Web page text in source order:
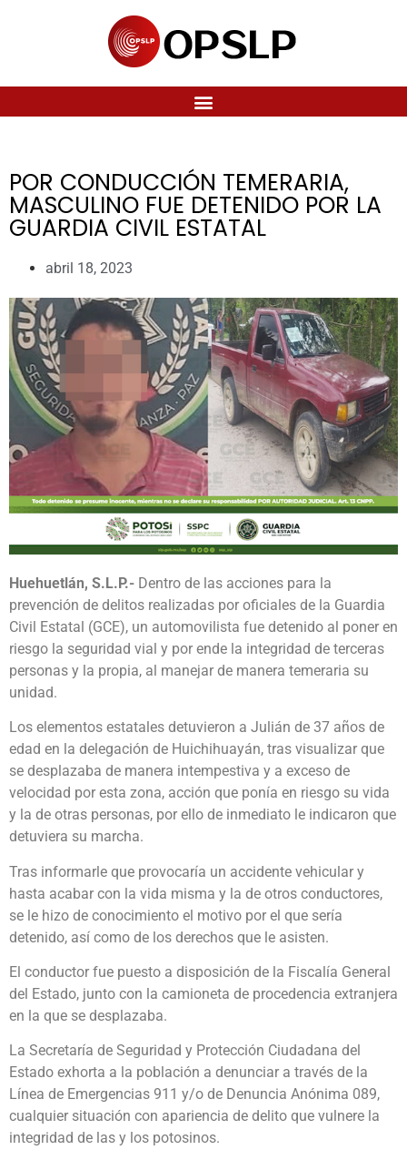
POR CONDUCCIÓN TEMERARIA,
MASCULINO FUE DETENIDO POR LA
GUARDIA CIVIL ESTATAL
abril 18, 2023
Huehuetlán, S.L.P.- Dentro de las acciones para la
prevención de delitos realizadas por oficiales de la Guardia
Civil Estatal (GCE), un automovilista fue detenido al poner en
riesgo la seguridad vial y por ende la integridad de terceras
personas y la propia, al manejar de manera temeraria su
unidad.
Los elementos estatales detuvieron a Julián de 37 años de
edad en la delegación de Huichihuayán, tras visualizar que
se desplazaba de manera intempestiva y a exceso de
velocidad por esta zona, acción que ponía en riesgo su vida
y la de otras personas, por ello de inmediato le indicaron que
detuviera su marcha.
Tras informarle que provocaría un accidente vehicular y
hasta acabar con la vida misma y la de otros conductores,
se le hizo de conocimiento el motivo por el que sería
detenido, así como de los derechos que le asisten.
El conductor fue puesto a disposición de la Fiscalía General
del Estado, junto con la camioneta de procedencia extranjera
en la que se desplazaba.
La Secretaría de Seguridad y Protección Ciudadana del
Estado exhorta a la población a denunciar a través de la
Línea de Emergencias 911 y/o de Denuncia Anónima 089,
cualquier situación con apariencia de delito que vulnere la
integridad de las y los potosinos.